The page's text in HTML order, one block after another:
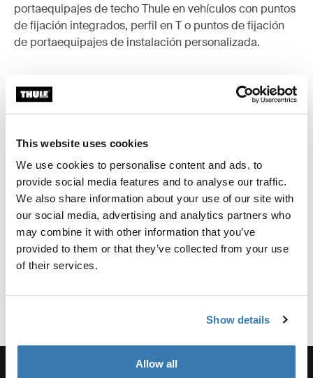
This website uses cookies
We use cookies to personalise content and ads, to
provide social media features and to analyse our traffic.
We also share information about your use of our site with
our social media, advertising and analytics partners who
may combine it with other information that you’ve
provided to them or that they’ve collected from your use
of their services.
Show details
Allow all
portaequipajes de techo Thule en vehículos con puntos
de fijación integrados, perfil en T o puntos de fijación
de portaequipajes de instalación personalizada.
Toggle techspec
Especificaciones técnicas
Toggle guides and instructions
Instrucciones